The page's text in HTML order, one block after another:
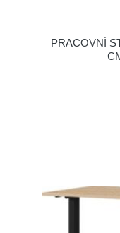
PRACOVNÍ